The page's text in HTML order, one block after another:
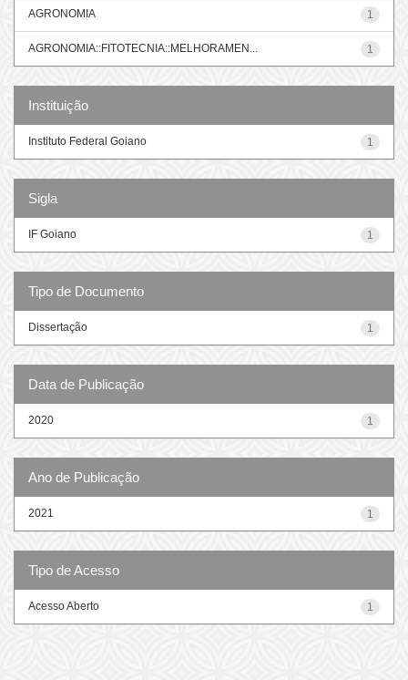
1
AGRONOMIA
1
AGRONOMIA::FITOTECNIA::MELHORAMEN...
Instituição
1
Instituto Federal Goiano
Sigla
1
IF Goiano
Tipo de Documento
1
Dissertação
Data de Publicação
1
2020
Ano de Publicação
1
2021
Tipo de Acesso
1
Acesso Aberto